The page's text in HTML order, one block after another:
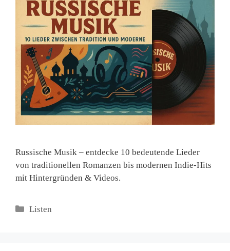
Russische Musik – entdecke 10 bedeutende Lieder
von traditionellen Romanzen bis modernen Indie-Hits
mit Hintergründen & Videos.
Kategorien
Listen